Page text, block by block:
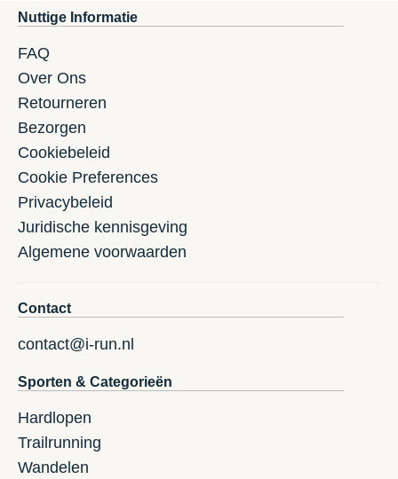
Nuttige Informatie
FAQ
Over Ons
Retourneren
Bezorgen
Cookiebeleid
Cookie Preferences
Privacybeleid
Juridische kennisgeving
Algemene voorwaarden
Contact
contact@i-run.nl
Sporten & Categorieën
Hardlopen
Trailrunning
Wandelen